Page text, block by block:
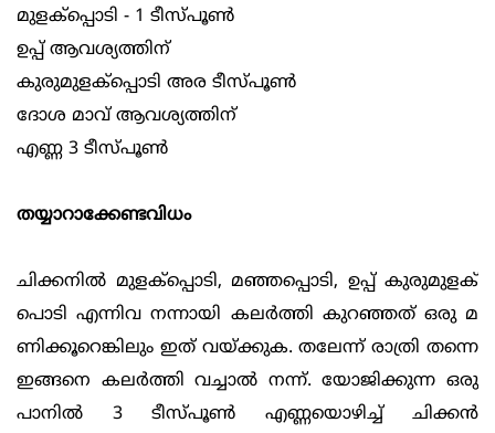
മുളക്പ്പൊടി - 1 ടീസ്പൂണ്‍
ഉപ്പ് ആവശ്യത്തിന്
കുരുമുളക്പ്പൊടി അര ടീസ്പൂണ്‍
ദോശ മാവ് ആവശ്യത്തിന്
എണ്ണ 3 ടീസ്പൂണ്‍
തയ്യാറാക്കേണ്ടവിധം
ചിക്കനില്‍ മുളക്പ്പൊടി, മഞ്ഞപ്പൊടി, ഉപ്പ് കുരുമുളക്
പൊടി എന്നിവ നന്നായി കലര്‍ത്തി കുറഞ്ഞത് ഒരു മ
ണിക്കൂറെങ്കിലും ഇത് വയ്ക്കുക. തലേന്ന് രാത്രി തന്നെ
ഇങ്ങനെ കലര്‍ത്തി വച്ചാല്‍ നന്ന്. യോജിക്കുന്ന ഒരു
പാനില്‍ 3 ടീസ്പൂണ്‍ എണ്ണയൊഴിച്ച് ചിക്കന്‍